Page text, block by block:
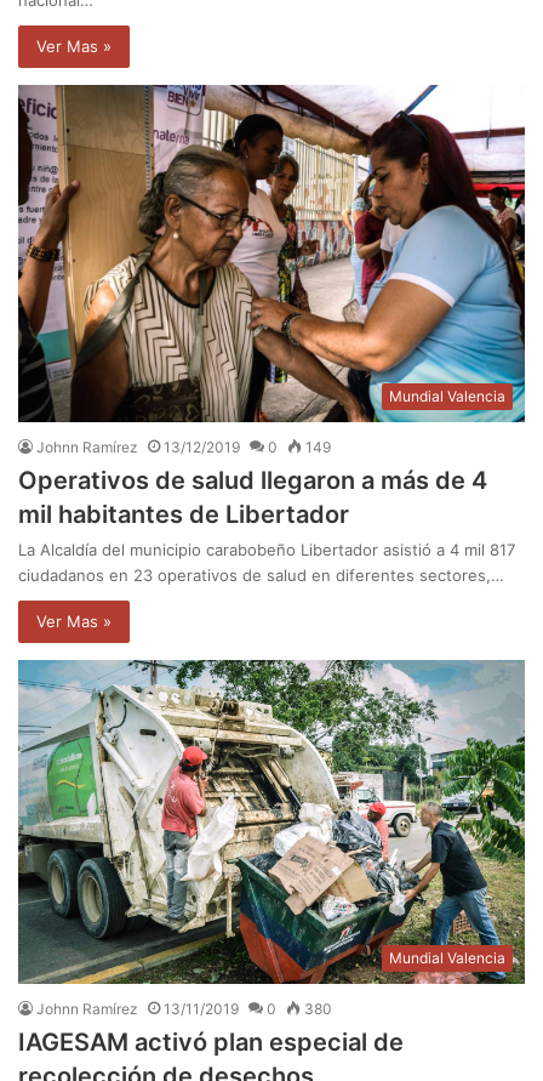
Ver Mas »
Mundial Valencia
Johnn Ramírez 13/12/2019 0 149
Operativos de salud llegaron a más de 4
mil habitantes de Libertador
La Alcaldía del municipio carabobeño Libertador asistió a 4 mil 817
ciudadanos en 23 operativos de salud en diferentes sectores,…
Ver Mas »
Mundial Valencia
Johnn Ramírez 13/11/2019 0 380
IAGESAM activó plan especial de